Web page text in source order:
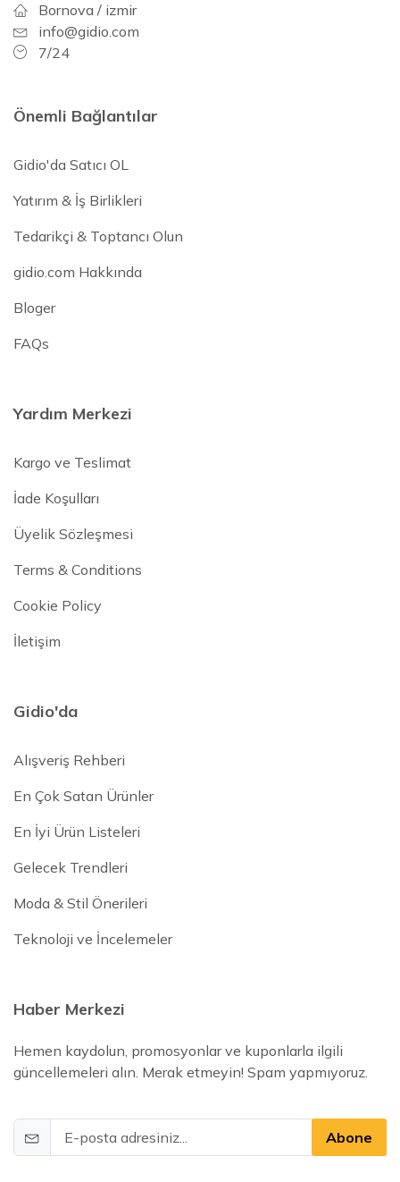
Bornova / izmir
info@gidio.com
7/24
Önemli Bağlantılar
Gidio'da Satıcı OL
Yatırım & İş Birlikleri
Tedarikçi & Toptancı Olun
gidio.com Hakkında
Bloger
FAQs
Yardım Merkezi
Kargo ve Teslimat
İade Koşulları
Üyelik Sözleşmesi
Terms & Conditions
Cookie Policy
İletişim
Gidio'da
Alışveriş Rehberi
En Çok Satan Ürünler
En İyi Ürün Listeleri
Gelecek Trendleri
Moda & Stil Önerileri
Teknoloji ve İncelemeler
Haber Merkezi
Hemen kaydolun, promosyonlar ve kuponlarla ilgili
güncellemeleri alın. Merak etmeyin! Spam yapmıyoruz.
Abone